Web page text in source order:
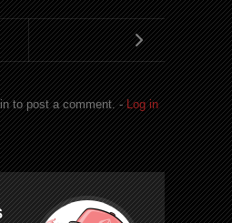
to post a comment. -Log in